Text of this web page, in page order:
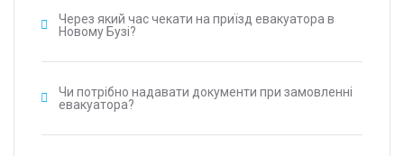
Через який час чекати на приїзд евакуатора в
Новому Бузі?
Чи потрібно надавати документи при замовленні
евакуатора?